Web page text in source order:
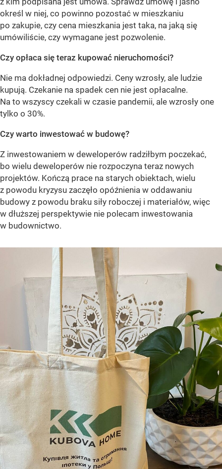
określ w niej, co powinno pozostać w mieszkaniu
po zakupie, czy cena mieszkania jest taka, na jaką się
umówiliście, czy wymagane jest pozwolenie.
Czy opłaca się teraz kupować nieruchomości?
Nie ma dokładnej odpowiedzi. Ceny wzrosły, ale ludzie
kupują. Czekanie na spadek cen nie jest opłacalne.
Na to wszyscy czekali w czasie pandemii, ale wzrosły one
tylko o 30%.
Czy warto inwestować w budowę?
Z inwestowaniem w deweloperów radziłbym poczekać,
bo wielu deweloperów nie rozpoczyna teraz nowych
projektów. Kończą prace na starych obiektach, wielu
z powodu kryzysu zaczęło opóźnienia w oddawaniu
budowy z powodu braku siły roboczej i materiałów, więc
w dłuższej perspektywie nie polecam inwestowania
w budownictwo.